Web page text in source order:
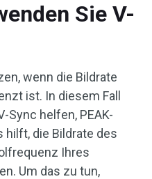
Sie V-
wenn die Bildrate
ist. In diesem Fall
Sync helfen, PEAK-
hilft, die Bildrate des
Ihres
Um das zu tun,